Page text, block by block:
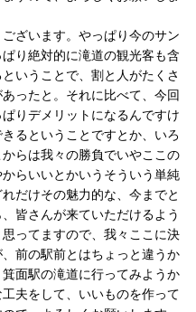
ざいます。やっぱり今のサン
り絶対的に滝道の観光客も含
いうことで、割と人がたくさ
ったと。それに比べて、今回
りデメリットになるんですけ
るということですとか、いろ
らは我々の勝負でいやここの
らいいとかいうそういう単純
だけその魅力的な、今までと
皆さんが来ていただけるよう
ってますので、我々ここに決
前の駅前とはちょっと違うか
面駅の滝道に行ってみようか
夫をして、いいものを作って